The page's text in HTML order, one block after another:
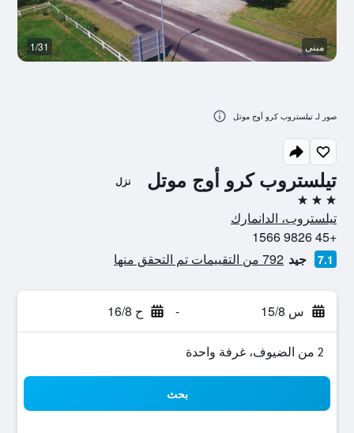
تيلستروب كرو أوج موتل نزل
3 نجوم
تيلستروب، الدانمارك
+45 9826 1566
7.1 جيد 792 من التقييمات تم التحقق منها
س 15/8 - ح 16/8
2 من الضيوف، غرفة واحدة
بحث
مبنى 1/31
صور لـ تيلستروب كرو أوج موتل